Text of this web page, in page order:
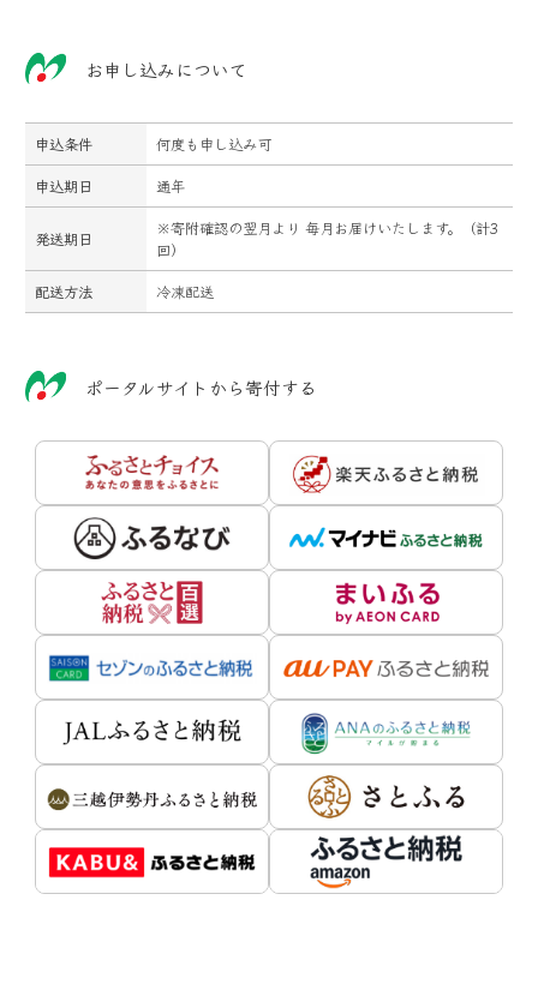
お申し込みについて
申込条件
何度も申し込み可
申込期日
通年
発送期日
※寄附確認の翌月より 毎月お届けいたします。（計3
回）
配送方法
冷凍配送
ポータルサイトから寄付する